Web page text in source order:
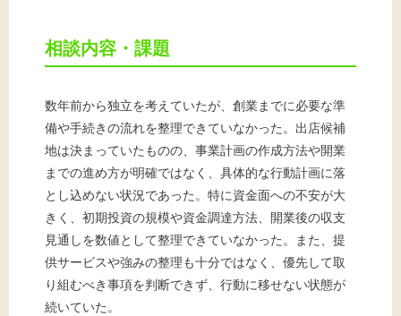
相談内容・課題
数年前から独立を考えていたが、創業までに必要な準
備や手続きの流れを整理できていなかった。出店候補
地は決まっていたものの、事業計画の作成方法や開業
までの進め方が明確ではなく、具体的な行動計画に落
とし込めない状況であった。特に資金面への不安が大
きく、初期投資の規模や資金調達方法、開業後の収支
見通しを数値として整理できていなかった。また、提
供サービスや強みの整理も十分ではなく、優先して取
り組むべき事項を判断できず、行動に移せない状態が
続いていた。